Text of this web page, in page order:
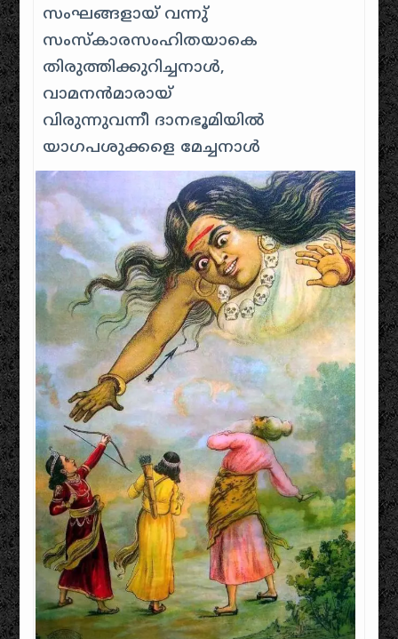
സംഘങ്ങളായ് വന്നു്
സംസ്കാരസംഹിതയാകെ
തിരുത്തിക്കുറിച്ചനാള്‍,
വാമനന്‍മാരായ്
വിരുന്നുവന്നീ ദാനഭൂമിയില്‍
യാഗപശുക്കളെ മേച്ചനാള്‍